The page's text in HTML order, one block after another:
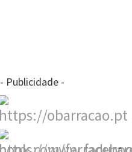
- Publicidade -
-